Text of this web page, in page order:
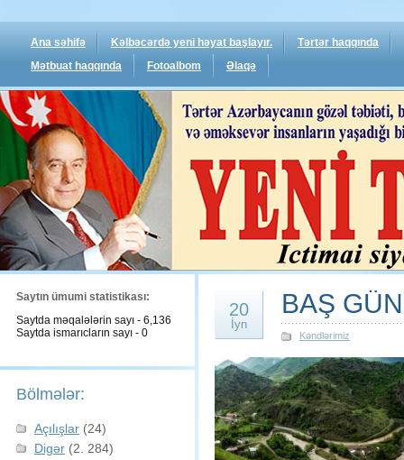
Ana səhifə Kəlbəcərdə yeni həyat başlayır.
Tərtər haqqında
Mətbuat haqqında
Fotoalbom Əlaqə
Saytın ümumi statistikası:
Saytda məqalələrin sayı - 6,136
Saytda ismarıcların sayı - 0
Bölmələr:
Açılışlar (24)
Digər (2. 284)
20
İyn
BAŞ
Kəndlərimiz